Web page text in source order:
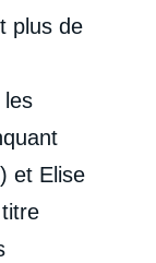
plus de
les
et Elise